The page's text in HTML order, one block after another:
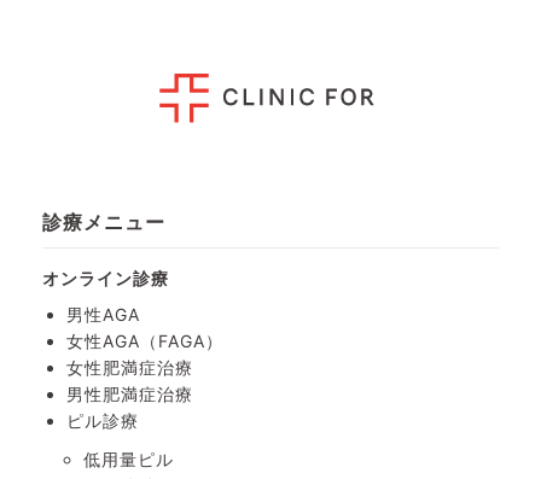
診療メニュー
オンライン診療
男性AGA
女性AGA（FAGA）
女性肥満症治療
男性肥満症治療
ピル診療
低用量ピル